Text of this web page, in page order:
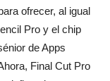
ofrecer, al igual
Pro y el chip
de Apps
Final Cut Pro